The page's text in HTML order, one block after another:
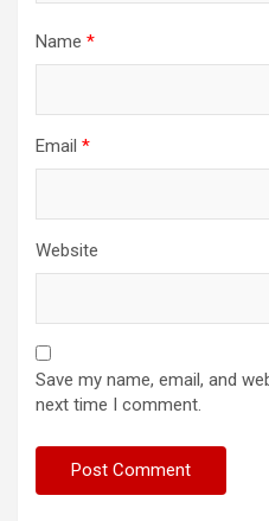
Name *
Email *
Website
Save my name, email, and
next time I comment.